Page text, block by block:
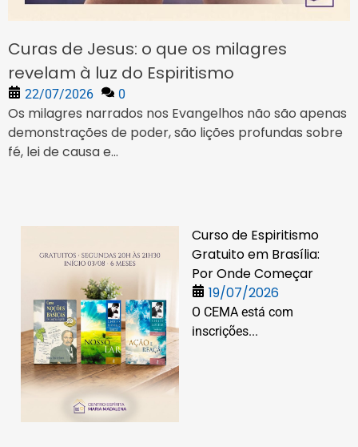
Curas de Jesus: o que os milagres
revelam à luz do Espiritismo
22/07/2026 0
Os milagres narrados nos Evangelhos não são apenas
demonstrações de poder, são lições profundas sobre
fé, lei de causa e...
Curso de Espiritismo
Gratuito em Brasília:
Por Onde Começar
19/07/2026
O CEMA está com
inscrições...